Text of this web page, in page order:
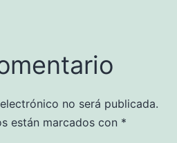
no será publicada.
están marcados con *